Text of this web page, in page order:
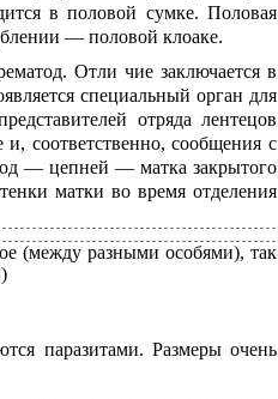
в половой сумке. Половая
— половой клоаке.
Отли чие заключается в
специальный орган для
отряда лентецов
и, соответственно, сообщения с
— цепней — матка закрытого
матки во время отделения
(между разными особями), так
паразитами. Размеры очень